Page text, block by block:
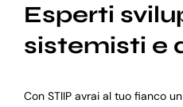
Esperti
sistemisti e
Con STIIP avrai al tuo fianco